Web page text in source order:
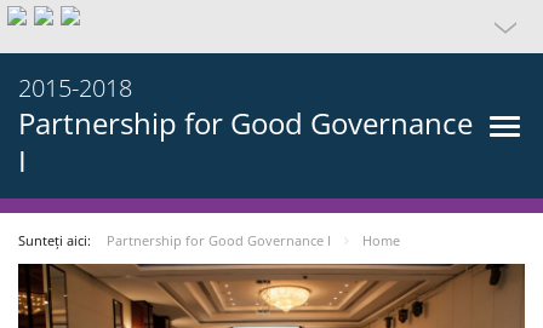
2015-2018
Partnership for Good Governance
I
Sunteți aici: Partnership for Good Governance I Home